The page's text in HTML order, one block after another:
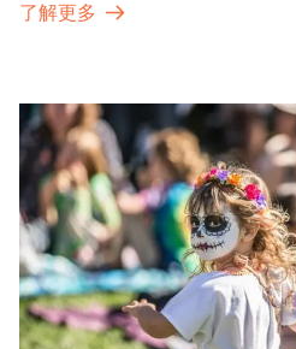
sets from boundary-pushing
move, make, and connect in
了解更多